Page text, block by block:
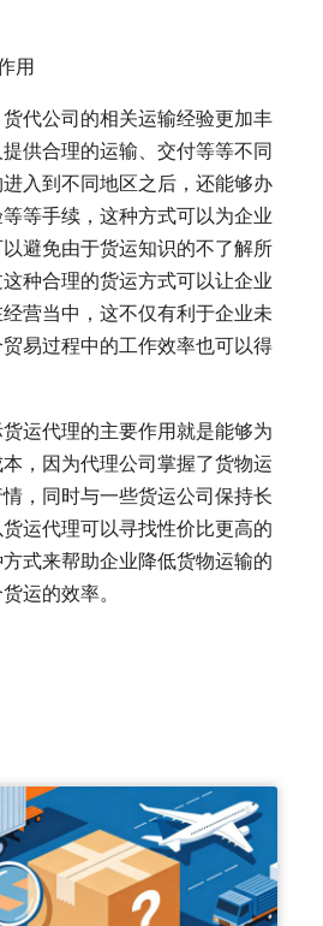
用
代公司的相关运输经验更加丰
供合理的运输、交付等等不同
入到不同地区之后，还能够办
等手续，这种方式可以为企业
避免由于货运知识的不了解所
种合理的货运方式可以让企业
营当中，这不仅有利于企业未
易过程中的工作效率也可以得
运代理的主要作用就是能够为
，因为代理公司掌握了货物运
，同时与一些货运公司保持长
运代理可以寻找性价比更高的
式来帮助企业降低货物运输的
运的效率。